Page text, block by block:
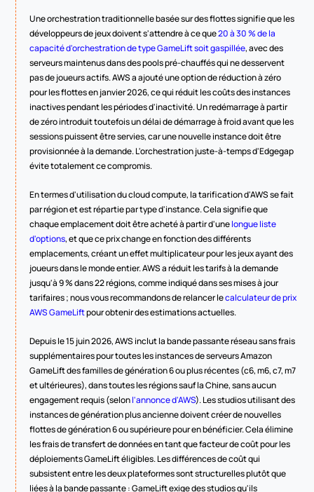
Une orchestration traditionnelle basée sur des flottes signifie que les
développeurs de jeux doivent s'attendre à ce que 20 à 30 % de la
capacité d'orchestration de type GameLift soit gaspillée, avec des
serveurs maintenus dans des pools pré-chauffés qui ne desservent
pas de joueurs actifs. AWS a ajouté une option de réduction à zéro
pour les flottes en janvier 2026, ce qui réduit les coûts des instances
inactives pendant les périodes d'inactivité. Un redémarrage à partir
de zéro introduit toutefois un délai de démarrage à froid avant que les
sessions puissent être servies, car une nouvelle instance doit être
provisionnée à la demande. L'orchestration juste-à-temps d'Edgegap
évite totalement ce compromis.
En termes d'utilisation du cloud compute, la tarification d'AWS se fait
par région et est répartie par type d'instance. Cela signifie que
chaque emplacement doit être acheté à partir d'une longue liste
d'options, et que ce prix change en fonction des différents
emplacements, créant un effet multiplicateur pour les jeux ayant des
joueurs dans le monde entier. AWS a réduit les tarifs à la demande
jusqu'à 9 % dans 22 régions, comme indiqué dans ses mises à jour
tarifaires ; nous vous recommandons de relancer le calculateur de prix
AWS GameLift pour obtenir des estimations actuelles.
Depuis le 15 juin 2026, AWS inclut la bande passante réseau sans frais
supplémentaires pour toutes les instances de serveurs Amazon
GameLift des familles de génération 6 ou plus récentes (c6, m6, c7, m7
et ultérieures), dans toutes les régions sauf la Chine, sans aucun
engagement requis (selon l'annonce d'AWS). Les studios utilisant des
instances de génération plus ancienne doivent créer de nouvelles
flottes de génération 6 ou supérieure pour en bénéficier. Cela élimine
les frais de transfert de données en tant que facteur de coût pour les
déploiements GameLift éligibles. Les différences de coût qui
subsistent entre les deux plateformes sont structurelles plutôt que
liées à la bande passante : GameLift exige des studios qu'ils